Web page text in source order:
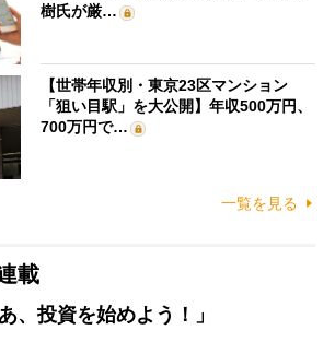
樹氏が厳…
【世帯年収別・東京23区マンション
「狙い目駅」を大公開】年収500万円、
700万円で…
一覧を見る
載
、投資を始めよう！」